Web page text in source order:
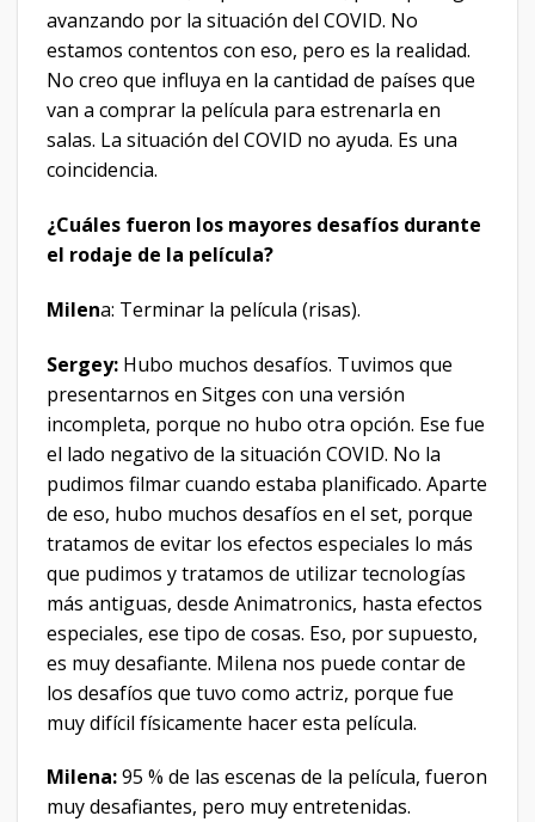
avanzando por la situación del COVID. No
estamos contentos con eso, pero es la realidad.
No creo que influya en la cantidad de países que
van a comprar la película para estrenarla en
salas. La situación del COVID no ayuda. Es una
coincidencia.
¿Cuáles fueron los mayores desafíos durante
el rodaje de la película?
Milena: Terminar la película (risas).
Sergey: Hubo muchos desafíos. Tuvimos que
presentarnos en Sitges con una versión
incompleta, porque no hubo otra opción. Ese fue
el lado negativo de la situación COVID. No la
pudimos filmar cuando estaba planificado. Aparte
de eso, hubo muchos desafíos en el set, porque
tratamos de evitar los efectos especiales lo más
que pudimos y tratamos de utilizar tecnologías
más antiguas, desde Animatronics, hasta efectos
especiales, ese tipo de cosas. Eso, por supuesto,
es muy desafiante. Milena nos puede contar de
los desafíos que tuvo como actriz, porque fue
muy difícil físicamente hacer esta película.
Milena:95 % de las escenas de la película, fueron
muy desafiantes, pero muy entretenidas.